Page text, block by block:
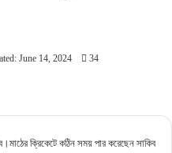
June 14, 2024 34
ক্রিকেটে কঠিন সময় পার করেছেন সাকিব